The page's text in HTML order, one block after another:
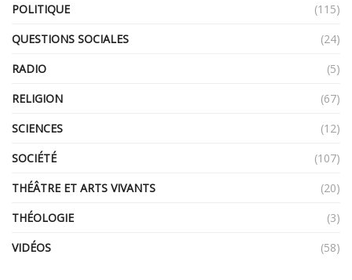
POLITIQUE
(115)
QUESTIONS SOCIALES
(24)
RADIO
(5)
RELIGION
(67)
SCIENCES
(12)
SOCIÉTÉ
(107)
THÉÂTRE ET ARTS VIVANTS
(20)
THÉOLOGIE
(3)
VIDÉOS
(58)